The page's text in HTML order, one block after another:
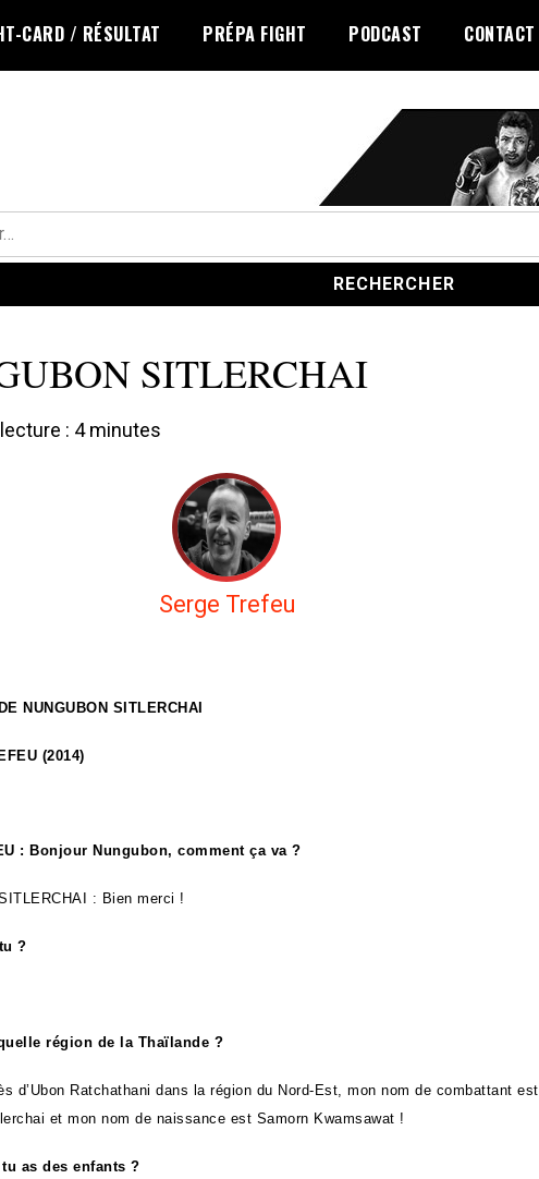
CARD / RÉSULTAT PRÉPA FIGHT PODCAST CONTACT
SITLERCHAI
: 4 minutes
Serge Trefeu
NUNGUBON SITLERCHAI
(2014)
: Bonjour Nungubon, comment ça va ?
: Bien merci !
?
région de la Thaïlande ?
d’Ubon Ratchathani dans la région du Nord-Est, mon nom de combattant est
et mon nom de naissance est Samorn Kwamsawat !
as des enfants ?